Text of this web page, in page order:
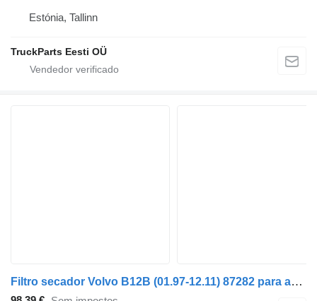
Estónia, Tallinn
TruckParts Eesti OÜ
Filtro secador Volvo B12B (01.97-12.11) 87282 para autocarro Volvo B6, B7, B9, B10, B12 bus (1978-2011)